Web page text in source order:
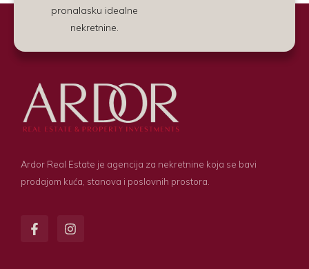
pronalasku idealne
nekretnine.
Ardor Real Estate je agencija za nekretnine koja se bavi
prodajom kuća, stanova i poslovnih prostora.